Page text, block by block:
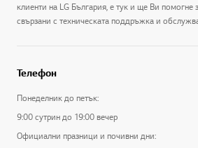
клиенти на LG България, е тук и ще Ви помогне
свързани с техническата поддръжка и
Телефон
Понеделник до петък:
9:00 сутрин до 19:00 вечер
Официални празници и почивни дни: